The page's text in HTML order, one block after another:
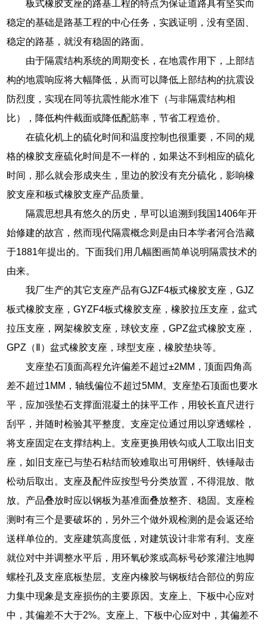
板式橡胶支座的路基工程的特点为保证道路具有坚实而
稳定的基础是路基工程的中心任务，实践证明，没有坚固、
稳定的路基，就没有稳固的路面。
由于隔震结构系统的周期变长，在地震作用下，上部结
构的地震响应将大幅降低，从而可以降低上部结构的抗震设
防烈度，实现在同等抗震性能水准下（与非隔震结构相
比），降低构件截面或降低配筋率，节省工程造价。
在硫化机上的硫化时间和温度控制也很重要，不同的规
格的橡胶支座硫化时间是不一样的，如果达不到相应的硫化
时间，那么就会形成夹生，里边的胶没有充分硫化，影响橡
胶支座和板式橡胶支座产品质量。
隔震思想具有悠久的历史，早可以追溯到我国1406年开
始修建的故宫，然而现代隔震概念则是由日本学者河合浩藏
于1881年提出的。下面我们用几幅图画简单说明隔震技术的
由来。
我厂生产的其它支座产品有GJZF4板式橡胶支座，GJZ
板式橡胶支座，GYZF4板式橡胶支座，橡胶拉压支座，盆式
拉压支座，网架橡胶支座，球铰支座，GPZ盆式橡胶支座，
GPZ（Ⅱ）盆式橡胶支座，球型支座，橡胶垫块等。
支座垫石顶面高程允许偏差不超过±2MM，顶面四角高
差不超过1MM，轴线偏位不超过5MM。支座垫石顶面也要水
平，应加强垫石支撑面混凝土的抹平工作，用较长直尺进行
刮平，并随时检验其平整度。支座定位通过用以穿透螺栓，
将支座固定在支撑结构上。支座更换用铁勾或人工取出旧支
座，如旧支座已与垫石粘结而较难取出可用钢纤、铁锤敲击
松动后取出。支座及配件应按型号分类放置，不得混放、散
放。产品叠放时应以钢板为基准面叠放整齐、稳固。支座检
测时有三个是要破坏的，另外三个做外观检测的是会返还给
送样单位的。支座建筑高度低，对建筑设计非常有利。支座
就位对中并调整水平后，用环氧砂浆或高标号砂浆灌注地脚
螺栓孔及支座底板垫层。支座内橡胶与钢板结合部位的剪应
力集中现象是支座损伤的主要原因。支座上、下板中心应对
中，其偏差不大于2%。支座上、下板中心应对中，其偏差不